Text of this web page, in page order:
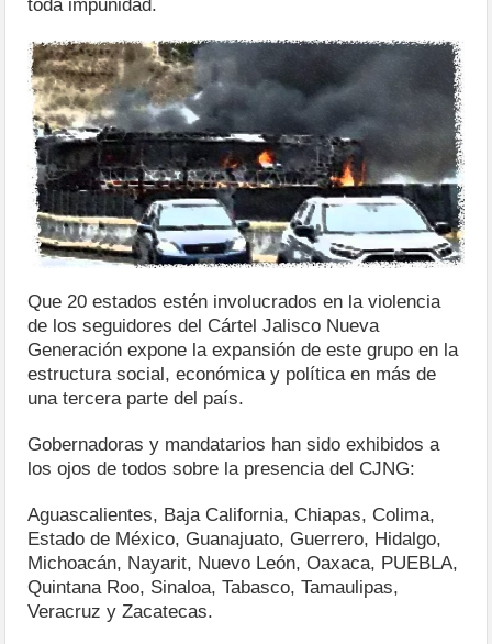
toda impunidad.
Que 20 estados estén involucrados en la violencia
de los seguidores del Cártel Jalisco Nueva
Generación expone la expansión de este grupo en la
estructura social, económica y política en más de
una tercera parte del país.
Gobernadoras y mandatarios han sido exhibidos a
los ojos de todos sobre la presencia del CJNG:
Aguascalientes, Baja California, Chiapas, Colima,
Estado de México, Guanajuato, Guerrero, Hidalgo,
Michoacán, Nayarit, Nuevo León, Oaxaca, PUEBLA,
Quintana Roo, Sinaloa, Tabasco, Tamaulipas,
Veracruz y Zacatecas.